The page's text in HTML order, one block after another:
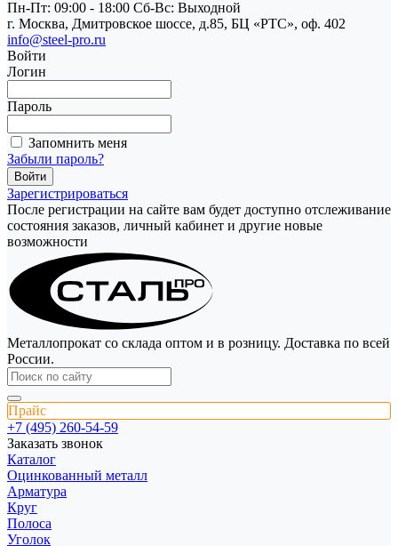
Пн-Пт: 09:00 - 18:00 Cб-Вс: Выходной
г. Москва, Дмитровское шоссе, д.85, БЦ «РТС», оф. 402
info@steel-pro.ru
Войти
Логин
Пароль
Запомнить меня
Забыли пароль?
Зарегистрироваться
После регистрации на сайте вам будет доступно отслеживание
состояния заказов, личный кабинет и другие новые
возможности
Металлопрокат со склада оптом и в розницу. Доставка по всей
России.
Прайс
+7 (495) 260-54-59
Заказать звонок
Каталог
Оцинкованный металл
Арматура
Круг
Полоса
Уголок